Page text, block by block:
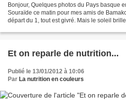
Bonjour, Quelques photos du Pays basque
Souraïde ce matin pour mes amis de
départ du 1, tout est givré. Mais le soleil
Et on reparle de nutrition...
Publié le 13/01/2012 à 10:06
Par La nutrition en couleurs